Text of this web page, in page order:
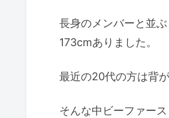
長身のメンバーと並
173cmありました。
最近の20代の方は背
そんな中ビーファー